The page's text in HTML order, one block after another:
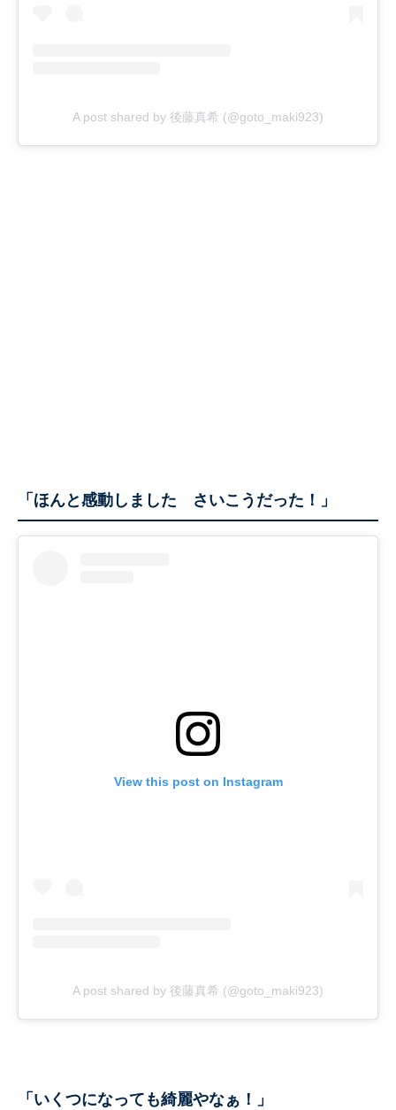
A post shared by 後藤真希 (@goto_maki923)
「ほんと感動しました さいこうだった！」
View this post on Instagram
A post shared by 後藤真希 (@goto_maki923)
「いくつになっても綺麗やなぁ！」